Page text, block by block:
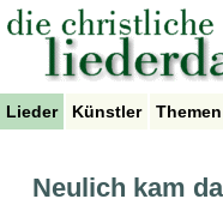
Lieder Künstler Themen
Neulich kam